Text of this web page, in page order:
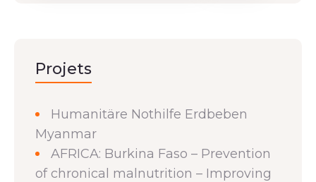
Projets
Humanitäre Nothilfe Erdbeben
Myanmar
AFRICA: Burkina Faso – Prevention
of chronical malnutrition – Improving